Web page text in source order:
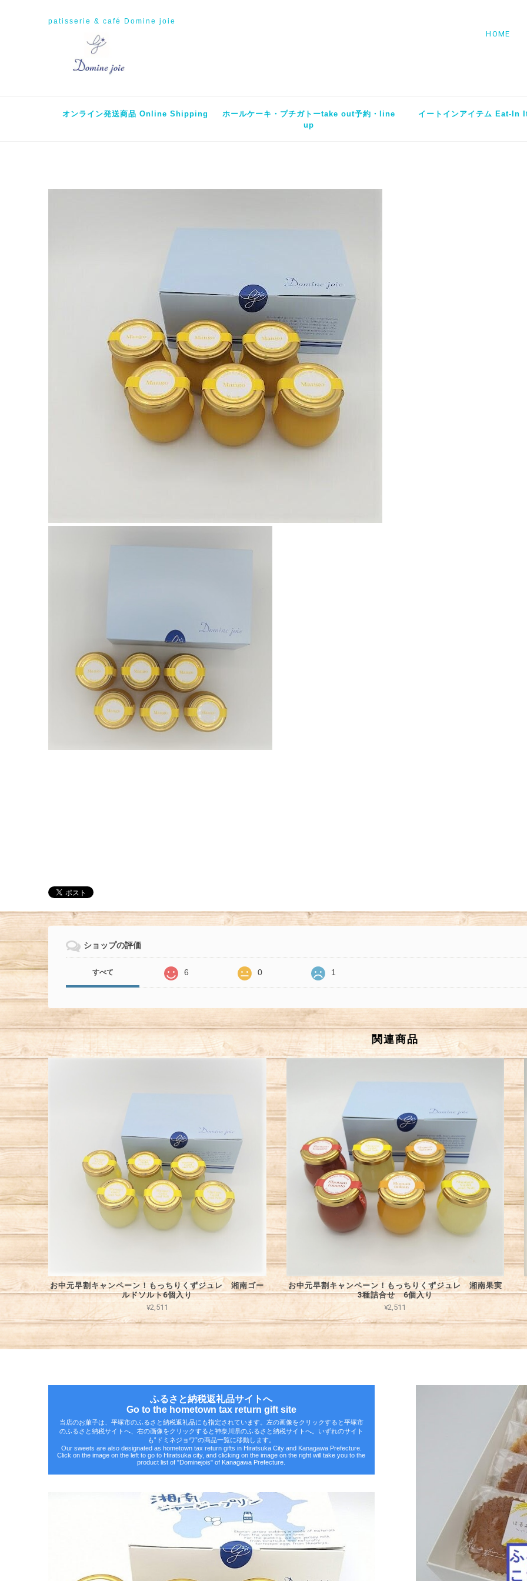
patisserie & café Domine joie
HOME
オンライン発送商品 Online Shipping
ホールケーキ・プチガトーtake out予約・line
up
イートインアイテム Eat-In
ショップの評価
すべて 6 0 1
関連商品
お中元早割キャンペーン！もっちりくずジュレ 湘南ゴー
ルドソルト6個入り
¥2,511
お中元早割キャンペーン！もっちりくずジュレ 湘南果実
3種詰合せ 6個入り
¥2,511
ふるさと納税返礼品サイトへ
Go to the hometown tax return gift site
当店のお菓子は、平塚市のふるさと納税返礼品にも指定されています。左の画像をクリックすると平塚市
のふるさと納税サイトへ、右の画像をクリックすると神奈川県のふるさと納税サイトへ。いずれのサイト
も‟ドミネジョワ”の商品一覧に移動します。
Our sweets are also designated as hometown tax return gifts in Hiratsuka City and Kanagawa Prefecture.
Click on the image on the left to go to Hiratsuka city, and clicking on the image on the right will take you to the
product list of "Dominejois" of Kanagawa Prefecture.